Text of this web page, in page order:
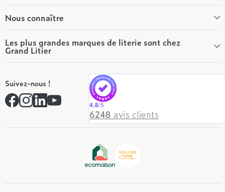
Bien-être
Conseils literie
Tous les articles du Mag
Tous nos guides
Nous connaître
Qui sommes-nous ?
Nos valeurs
Nos engagements
Rejoindre notre réseau
Contactez-nous
Les plus grandes marques de literie sont chez
Grand Litier
André Renault
Simmons
Hôtel & Lodge
Suivez-nous !
4.8/5
6248 avis clients